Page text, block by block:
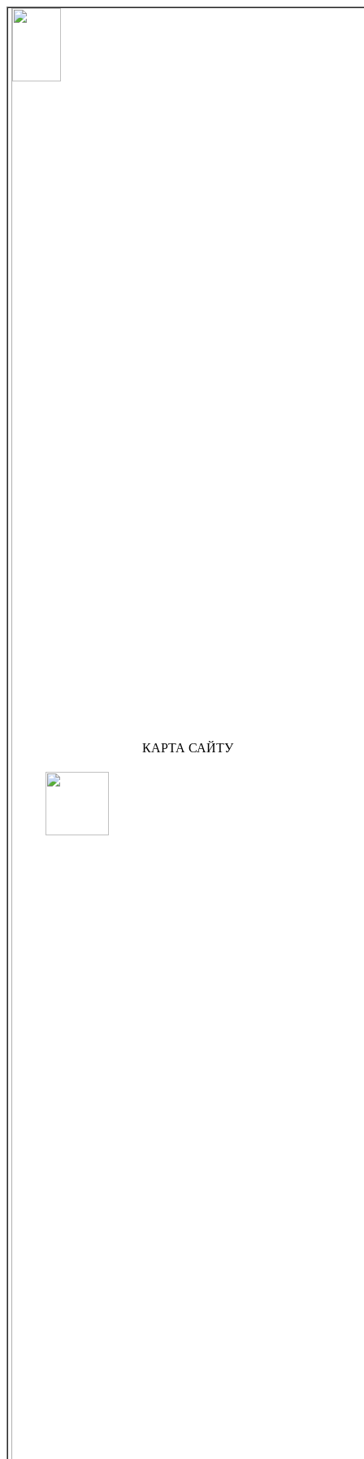
КАРТА САЙТУ